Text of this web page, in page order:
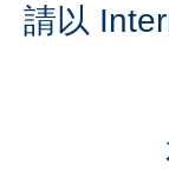
請以